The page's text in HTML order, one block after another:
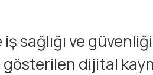
sağlığı ve güvenliği
gösterilen dijital